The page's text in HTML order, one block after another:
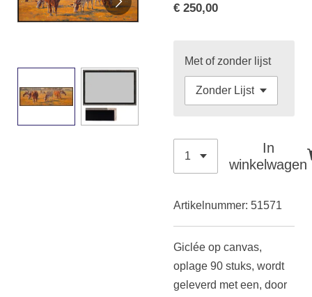
€ 250,00
Met of zonder lijst
In
winkelwagen
Artikelnummer: 51571
Giclée op canvas,
oplage 90 stuks, wordt
geleverd met een, door